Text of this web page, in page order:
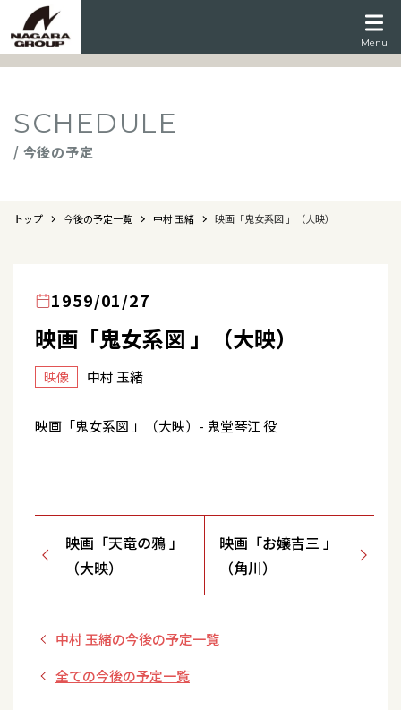
Menu
SCHEDULE
/ 今後の予定
トップ 今後の予定一覧 中村 玉緒 映画「鬼女系図 」（大映）
1959/01/27
映画「鬼女系図 」（大映）
映像 中村 玉緒
映画「鬼女系図 」（大映）- 鬼堂琴江 役
映画「天竜の鴉 」
（大映）
映画「お嬢吉三 」
（角川）
中村 玉緒の今後の予定一覧
全ての今後の予定一覧